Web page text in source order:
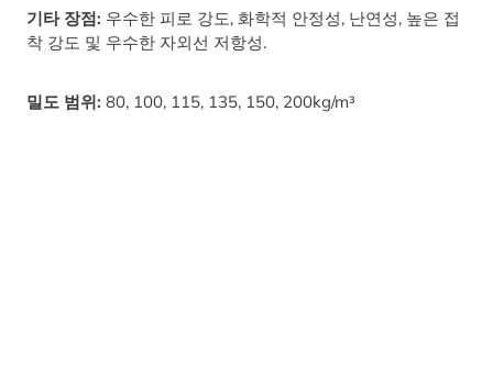
기타 장점: 우수한 피로 강도, 화학적 안정성, 난연성, 높은 접
착 강도 및 우수한 자외선 저항성.
밀도 범위: 80, 100, 115, 135, 150, 200kg/m³